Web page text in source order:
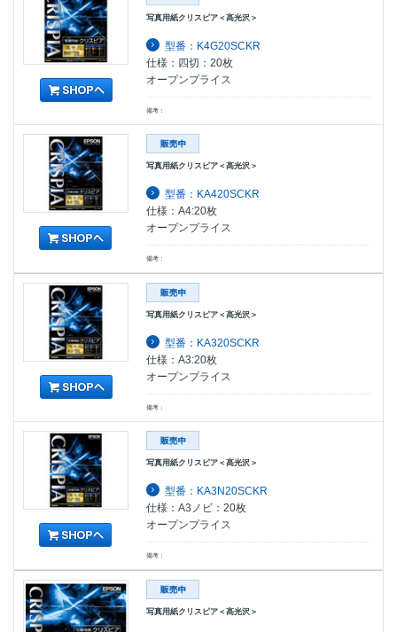
写真用紙クリスピア＜高光沢＞
型番：K4G20SCKR
仕様：四切：20枚
オープンプライス
備考：
写真用紙クリスピア＜高光沢＞
型番：KA420SCKR
仕様：A4:20枚
オープンプライス
備考：
写真用紙クリスピア＜高光沢＞
型番：KA320SCKR
仕様：A3:20枚
オープンプライス
備考：
写真用紙クリスピア＜高光沢＞
型番：KA3N20SCKR
仕様：A3ノビ：20枚
オープンプライス
備考：
写真用紙クリスピア＜高光沢＞